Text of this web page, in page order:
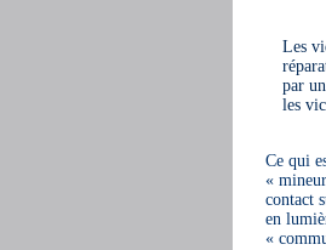
Les
par
les
Ce qui
«
contact
en
«